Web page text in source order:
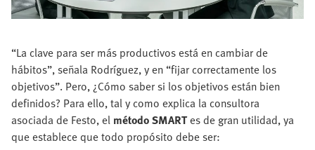
“La clave para ser más productivos está en cambiar de
hábitos”, señala Rodríguez, y en “fijar correctamente los
objetivos”. Pero, ¿Cómo saber si los objetivos están bien
definidos? Para ello, tal y como explica la consultora
asociada de Festo, el método SMARTes de gran utilidad, ya
que establece que todo propósito debe ser: